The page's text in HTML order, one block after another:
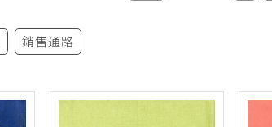
銷售通路